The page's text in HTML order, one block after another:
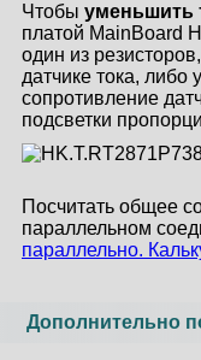
Чтобы уменьшить
платой MainBoard
один из
датчике тока,
сопротивление
подсветки
Посчитать общее
параллельном
параллельно.
Дополнительно